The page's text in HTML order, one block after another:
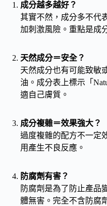
成分越多越好？
其實不然，成分多不代
加刺激風險。重點是成
天然成分＝安全？
天然成分也有可能致敏
油。成分表上標示「
適自己膚質。
成分複雜＝效果強大？
過度複雜的配方不一定
用產生不良反應。
防腐劑有害？
防腐劑是為了防止產品
體無害。完全不含防腐